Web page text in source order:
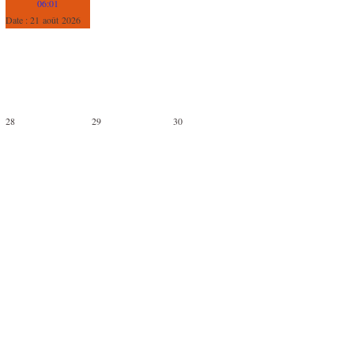
06:01
Date :21 août 2026
28 29 30